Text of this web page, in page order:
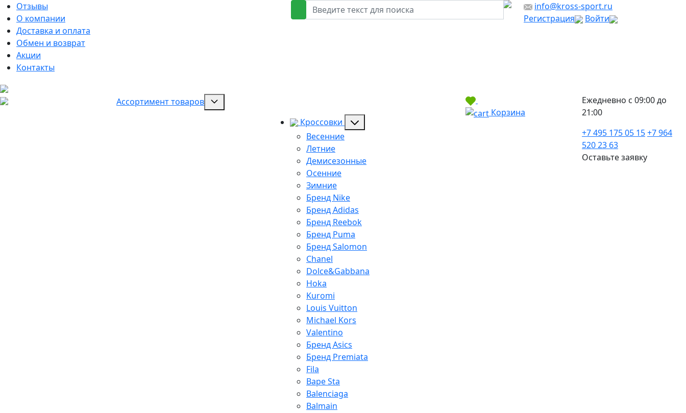
Отзывы
О компании
Доставка и оплата
Обмен и возврат
Акции
Контакты
info@kross-sport.ru
Регистрация
Войти
Ассортимент товаров
Кроссовки
Весенние
Летние
Демисезонные
Осенние
Зимние
Бренд Nike
Бренд Adidas
Бренд Reebok
Бренд Puma
Бренд Salomon
Chanel
Dolce&Gabbana
Hoka
Kuromi
Louis Vuitton
Michael Kors
Valentino
Бренд Asics
Бренд Premiata
Fila
Bape Sta
Balenciaga
Balmain
Корзина
Ежедневно с 09:00 до
21:00
+7 495 175 05 15+7 964
520 23 63
Оставьте заявку